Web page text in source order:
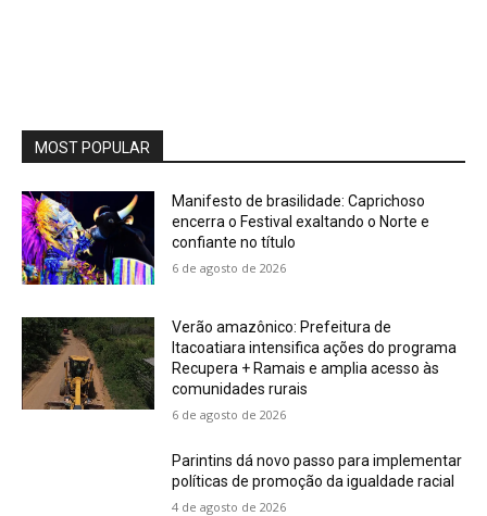
MOST POPULAR
Manifesto de brasilidade: Caprichoso
encerra o Festival exaltando o Norte e
confiante no título
6 de agosto de 2026
Verão amazônico: Prefeitura de
Itacoatiara intensifica ações do programa
Recupera + Ramais e amplia acesso às
comunidades rurais
6 de agosto de 2026
Parintins dá novo passo para implementar
políticas de promoção da igualdade racial
4 de agosto de 2026